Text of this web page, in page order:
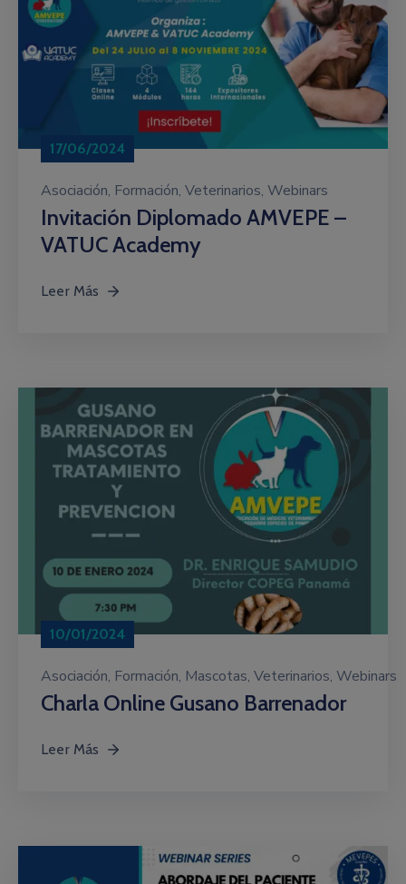
17/06/2024
Asociación‚ Formación‚ Veterinarios‚ Webinars
Invitación Diplomado AMVEPE –
VATUC Academy
Leer Más
10/01/2024
Asociación‚ Formación‚ Mascotas‚ Veterinarios‚ Webinars
Charla Online Gusano Barrenador
Leer Más